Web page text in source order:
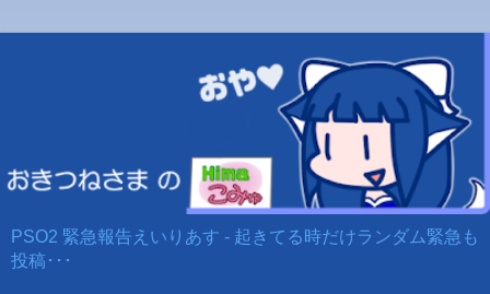
PSO2 緊急報告えいりあす - 起きてる時だけランダム緊急も
投稿･･･